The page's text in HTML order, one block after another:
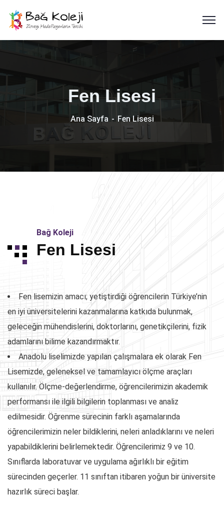
Fen Lisesi
Ana Sayfa Fen Lisesi
Bağ Koleji
Fen Lisesi
Fen lisemizin amacı; yetiştirdiği öğrencilerin Türkiye’nin
en iyi üniversitelerini kazanmalarına katkıda bulunmak,
geleceğin mühendislerini, doktorlarını, genetikçilerini, fizik
adamlarını bilime kazandırmaktır.
Anadolu liselimizde yapılan çalışmalara ek olarak Fen
Lisemizde, geleneksel ve tamamlayıcı ölçme araçları
kullanılır. Ölçme-değerlendirme, öğrencilerimizin akademik
performansı ile ilgili bilgilerin toplanması ve analiz
edilmesidir. Öğrenme sürecinin farklı aşamalarında
öğrencilerimizin neler bildiklerini, neleri anladıklarını ve neleri
yapabildiklerini belirlemektedir. Öğrencilerimiz 9 ve 10.
Sınıflarda laboratuvar ve uygulama ağırlıklı bir eğitim
sürecinden geçerler. 11 sınıftan itibaren yoğun bir üniversite
hazırlık süreci başlar.